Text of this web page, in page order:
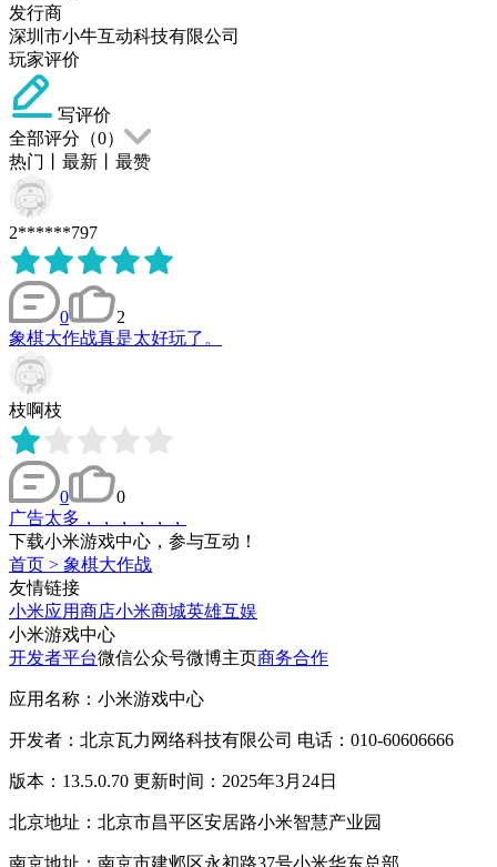
发行商
深圳市小牛互动科技有限公司
玩家评价
写评价
全部评分（0）
热门
最新 最赞
2******797
0
2
象棋大作战真是太好玩了。
枝啊枝
0
0
广告太多，，，，，，
下载小米游戏中心，参与互动！
首页 > 象棋大作战
友情链接
小米应用商店小米商城英雄互娱
小米游戏中心
开发者平台微信公众号微博主页商务合作
应用名称：小米游戏中心
开发者：北京瓦力网络科技有限公司 电话：010-60606666
版本：13.5.0.70 更新时间：2025年3月24日
北京地址：北京市昌平区安居路小米智慧产业园
南京地址：南京市建邺区永初路37号小米华东总部